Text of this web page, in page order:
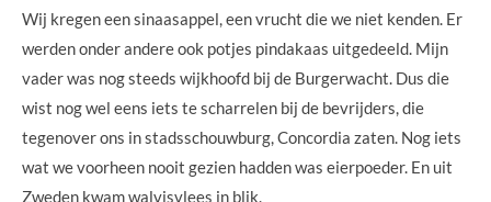
Wij kregen een sinaasappel, een vrucht die we niet kenden. Er
werden onder andere ook potjes pindakaas uitgedeeld. Mijn
vader was nog steeds wijkhoofd bij de Burgerwacht. Dus die
wist nog wel eens iets te scharrelen bij de bevrijders, die
tegenover ons in stadsschouwburg, Concordia zaten. Nog iets
wat we voorheen nooit gezien hadden was eierpoeder. En uit
Zweden kwam walvisvlees in blik.